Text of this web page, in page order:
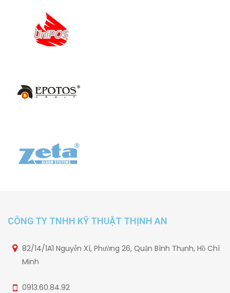
CÔNG TY TNHH KỸ THUẬT THỊNH AN
82/14/1A1 Nguyễn Xí, Phường 26, Quận Bình Thạnh, Hồ Chí
Minh
0913.60.84.92